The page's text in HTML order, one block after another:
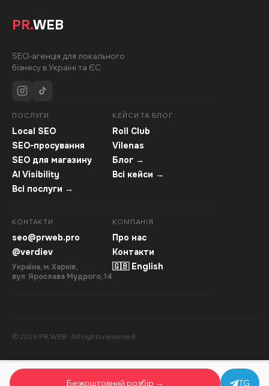
PR.WEB
SEO-агенція для локального
бізнесу в Україні та ЄС
ПОСЛУГИ
Local SEO
SEO-просування
SEO для магазину
AI Visibility
Всі послуги →
КЕЙСИ ТА БЛОГ
Roll Club
Vilenas
Блог →
Всі кейси →
КОНТАКТИ
seo@prweb.pro
@verdiev
Україна, м. Харків,
вул. Ярослава Мудрого, 14
КОМПАНІЯ
Про нас
Контакти
🇬🇧 English
© 2026 PR.WEB · All rights reserved
Безкоштовний розбір → TG